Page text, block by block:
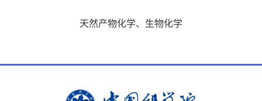
天然产物化学、生物化学